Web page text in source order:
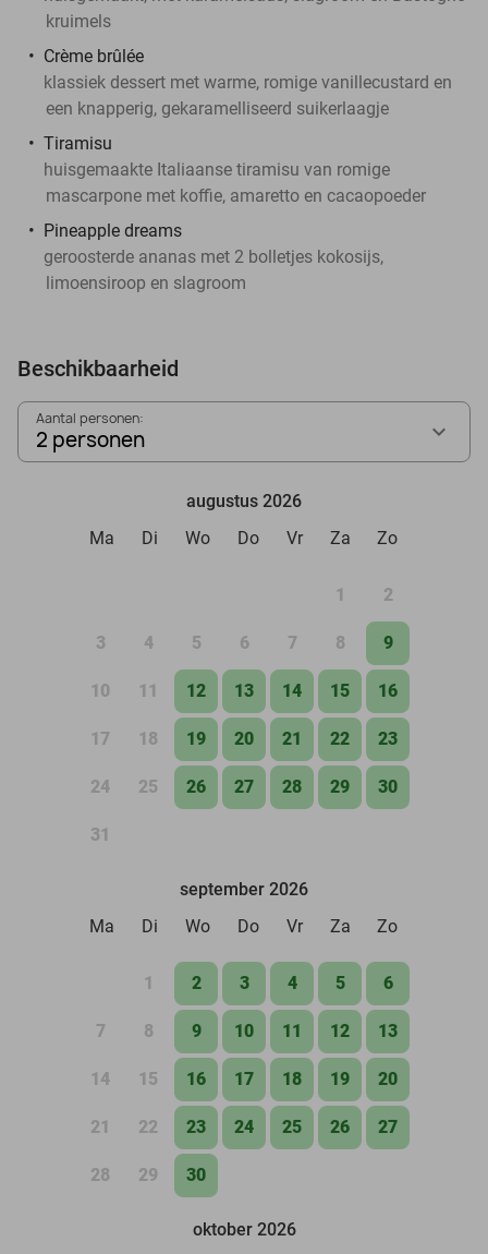
kruimels
Crème brûlée
klassiek dessert met warme, romige vanillecustard en
een knapperig, gekaramelliseerd suikerlaagje
Tiramisu
huisgemaakte Italiaanse tiramisu van romige
mascarpone met koffie, amaretto en cacaopoeder
Pineapple dreams
geroosterde ananas met 2 bolletjes kokosijs,
limoensiroop en slagroom
Beschikbaarheid
Aantal personen:
2 personen
augustus 2026
Ma
Di Wo Do Vr Za Zo
1 2
3 4 5 6 7 8 9
10 11 12 13 14 15 16
17 18 19 20 21 22 23
24 25 26 27 28 29 30
31
september 2026
Ma
Di Wo Do Vr Za Zo
1 2 3 4 5 6
7 8 9 10 11 12 13
14 15 16 17 18 19 20
21 22 23 24 25 26 27
28 29 30
oktober 2026